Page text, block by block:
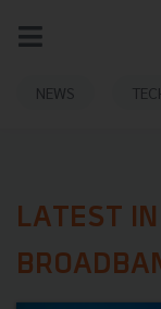
NEWS
LATEST